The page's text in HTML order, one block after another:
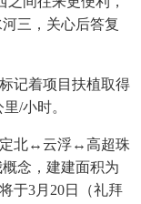
三，关心后答复
记着项目扶植取得
/小时。
北↔云浮↔高超珠
念，建建面积为
于3月20日（礼拜